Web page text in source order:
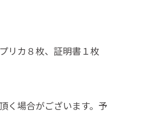
リカ８枚、証明書１枚
く場合がございます。予